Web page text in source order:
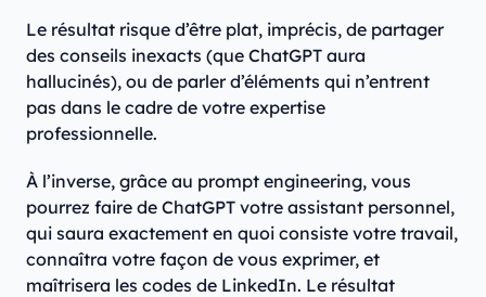
Le résultat risque d’être plat, imprécis, de partager
des conseils inexacts (que ChatGPT aura
hallucinés), ou de parler d’éléments qui n’entrent
pas dans le cadre de votre expertise
professionnelle.
À l’inverse, grâce au prompt engineering, vous
pourrez faire de ChatGPT votre assistant personnel,
qui saura exactement en quoi consiste votre travail,
connaîtra votre façon de vous exprimer, et
maîtrisera les codes de LinkedIn. Le résultat